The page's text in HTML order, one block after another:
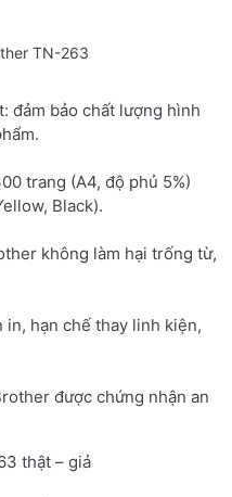
TN-263
đảm bảo chất lượng hình
trang (A4, độ phủ 5%)
Black).
không làm hại trống từ,
in, hạn chế thay linh kiện,
được chứng nhận an
thật – giả